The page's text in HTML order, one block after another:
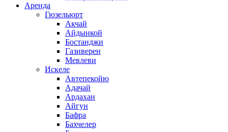
Аренда
Гюзельюрт
Акчай
Айдынкой
Бостанджи
Газиверен
Мевлеви
Искеле
Автепекойю
Адачай
Ардахан
Айгун
Бафра
Бахчелер